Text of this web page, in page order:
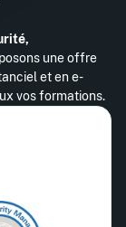
une offre
et en e-
vos formations.